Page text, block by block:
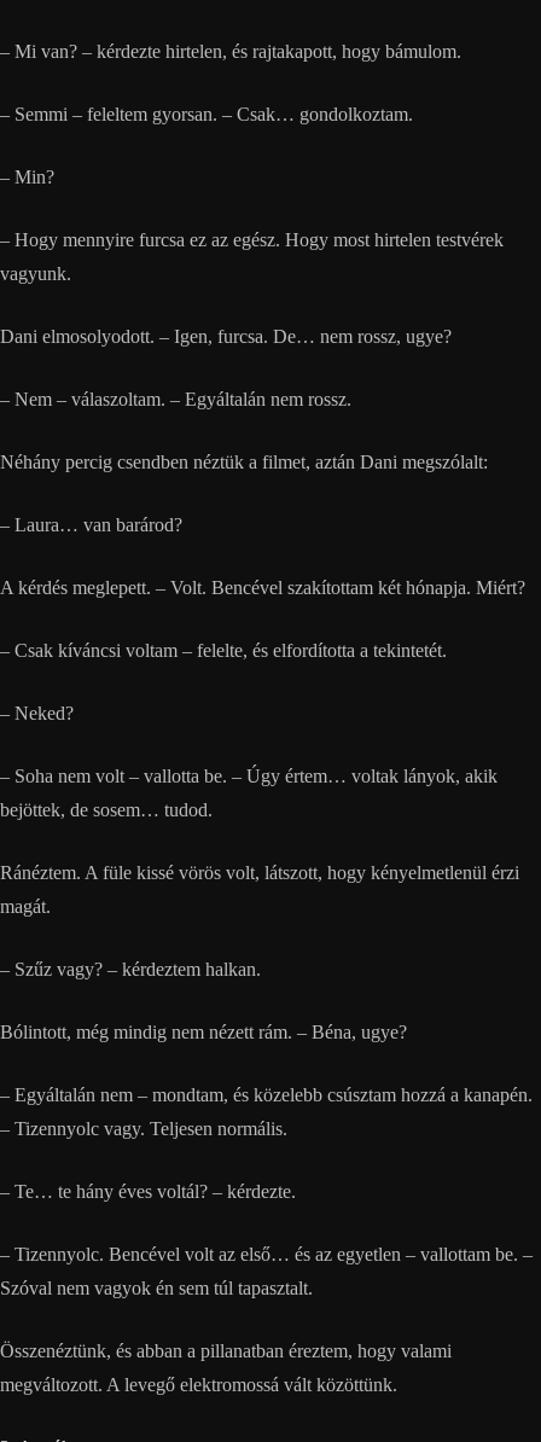
– Mi van? – kérdezte hirtelen, és rajtakapott, hogy bámulom.
– Semmi – feleltem gyorsan. – Csak… gondolkoztam.
– Min?
– Hogy mennyire furcsa ez az egész. Hogy most hirtelen testvérek
vagyunk.
Dani elmosolyodott. – Igen, furcsa. De… nem rossz, ugye?
– Nem – válaszoltam. – Egyáltalán nem rossz.
Néhány percig csendben néztük a filmet, aztán Dani megszólalt:
– Laura… van barárod?
A kérdés meglepett. – Volt. Bencével szakítottam két hónapja. Miért?
– Csak kíváncsi voltam – felelte, és elfordította a tekintetét.
– Neked?
– Soha nem volt – vallotta be. – Úgy értem… voltak lányok, akik
bejöttek, de sosem… tudod.
Ránéztem. A füle kissé vörös volt, látszott, hogy kényelmetlenül érzi
magát.
– Szűz vagy? – kérdeztem halkan.
Bólintott, még mindig nem nézett rám. – Béna, ugye?
– Egyáltalán nem – mondtam, és közelebb csúsztam hozzá a kanapén.
– Tizennyolc vagy. Teljesen normális.
– Te… te hány éves voltál? – kérdezte.
– Tizennyolc. Bencével volt az első… és az egyetlen – vallottam be. –
Szóval nem vagyok én sem túl tapasztalt.
Összenéztünk, és abban a pillanatban éreztem, hogy valami
megváltozott. A levegő elektromossá vált közöttünk.